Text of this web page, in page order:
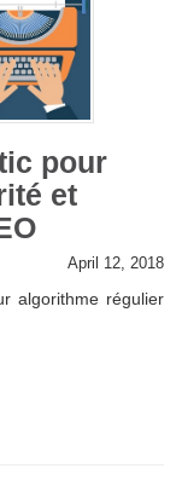
pour
et
April 12, 2018
algorithme régulier